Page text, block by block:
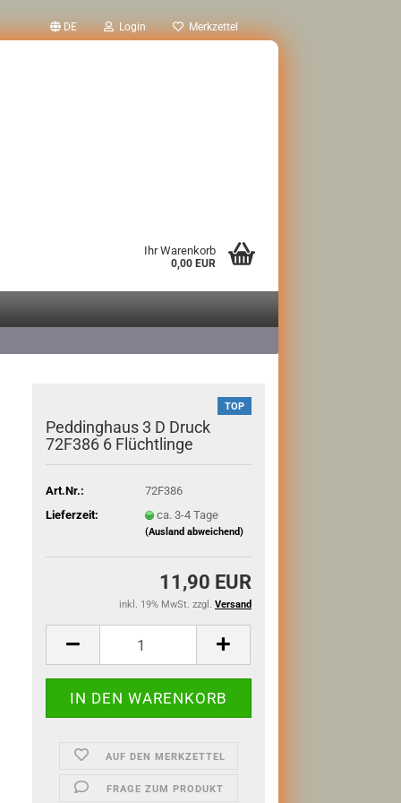
DE Login Merkzettel
Ihr Warenkorb
0,00 EUR
TOP
Peddinghaus 3 D Druck
72F386 6 Flüchtlinge
Art.Nr.:
72F386
Lieferzeit:
ca. 3-4 Tage
(Ausland abweichend)
11,90 EUR
inkl. 19% MwSt. zzgl. Versand
AUF DEN MERKZETTEL
FRAGE ZUM PRODUKT